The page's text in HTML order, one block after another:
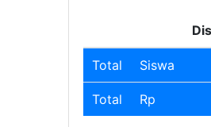
Total Siswa
Total Rp